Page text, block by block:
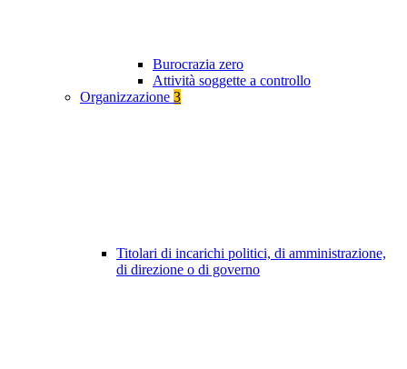
Burocrazia zero
Attività soggette a controllo
Organizzazione 3
Titolari di incarichi politici, di amministrazione,
di direzione o di governo